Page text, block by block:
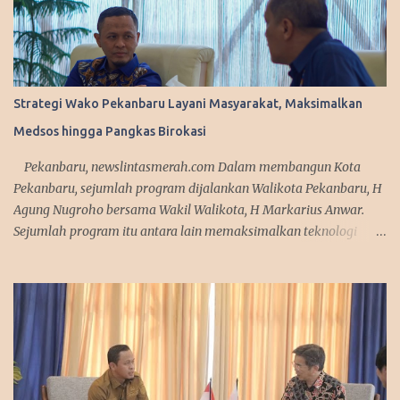
Strategi Wako Pekanbaru Layani Masyarakat, Maksimalkan
Medsos hingga Pangkas Birokasi
Pekanbaru, newslintasmerah.com Dalam membangun Kota
Pekanbaru, sejumlah program dijalankan Walikota Pekanbaru, H
Agung Nugroho bersama Wakil Walikota, H Markarius Anwar.
Sejumlah program itu antara lain memaksimalkan teknologi
kampanye. "Kita sedang mempersiapkan aplikasi yang bisa
diakses masyarakat. Jadi segala urusan cukup diakses
menggunakan smartphone saja, missal penerbitan KTP dan
adiministrasi kependudukan lainnya," urai Agung. Srategi dalam
memanfaatkan media sosial diakui Agung Nugroho sangat